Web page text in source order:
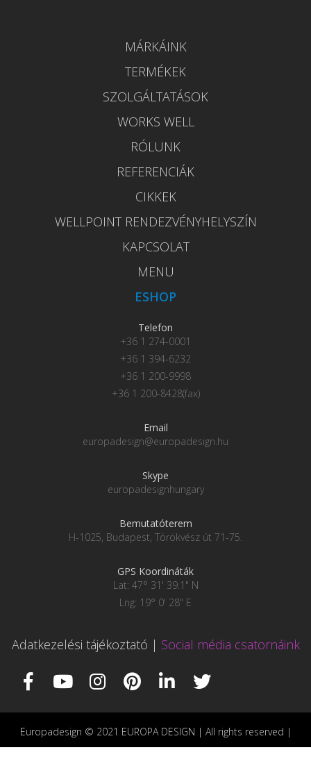
MÁRKÁINK
TERMÉKEK
SZOLGÁLTATÁSOK
WORKS WELL
RÓLUNK
REFERENCIÁK
CIKKEK
WELLPOINT RENDEZVÉNYHELYSZÍN
KAPCSOLAT
MENU
ESHOP
Telefon
+36 1 274-0001
+36 1 394-6232
+36 1 200-9998
+36 1 200-8428(fax)
Email
europadesign@europadesign.hu
Skype
europadesignhungary
Bemutatóterem
H-1025, Budapest, Törökvész út 71-75.
GPS Koordináták
Lat: 47° 31' 39.1" N
Lng: 19° 0' 28" E
Adatkezelési tájékoztató | Social média csatornáink
Europadesign © 2021 EUROPA DESIGN | All rights reserved |